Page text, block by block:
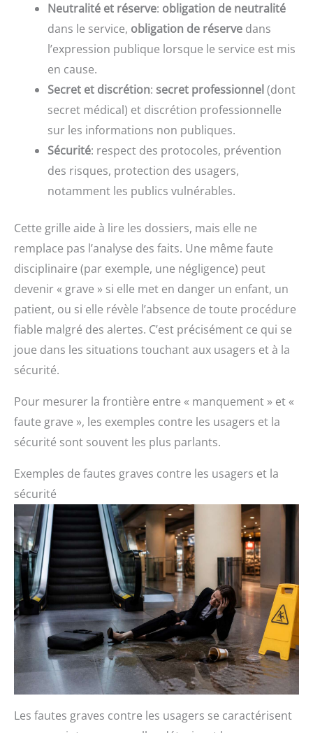
Neutralité et réserve: obligation de neutralité
dans le service, obligation de réserve dans
l’expression publique lorsque le service est mis
en cause.
Secret et discrétion: secret professionnel (dont
secret médical) et discrétion professionnelle
sur les informations non publiques.
Sécurité: respect des protocoles, prévention
des risques, protection des usagers,
notamment les publics vulnérables.
Cette grille aide à lire les dossiers, mais elle ne
remplace pas l’analyse des faits. Une même faute
disciplinaire (par exemple, une négligence) peut
devenir « grave » si elle met en danger un enfant, un
patient, ou si elle révèle l’absence de toute procédure
fiable malgré des alertes. C’est précisément ce qui se
joue dans les situations touchant aux usagers et à la
sécurité.
Pour mesurer la frontière entre « manquement » et «
faute grave », les exemples contre les usagers et la
sécurité sont souvent les plus parlants.
Exemples de fautes graves contre les usagers et la
sécurité
Les fautes graves contre les usagers se caractérisent